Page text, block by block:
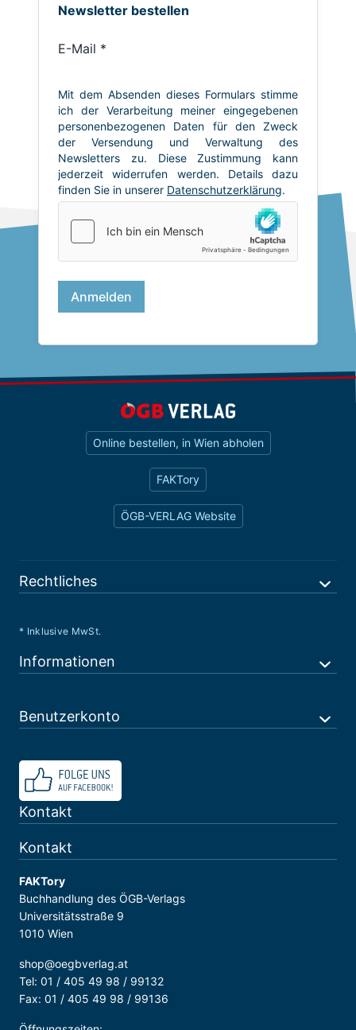
Online bestellen, in Wien abholen
FAKTory
ÖGB-VERLAG Website
Rechtliches
* Inklusive MwSt.
Informationen
Benutzerkonto
Kontakt
Kontakt
FAKTory
Buchhandlung des ÖGB-Verlags
Universitätsstraße 9
1010 Wien
shop@oegbverlag.at
Tel: 01 / 405 49 98 / 99132
Fax: 01 / 405 49 98 / 99136